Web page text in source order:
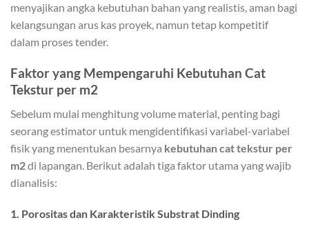
menyajikan angka kebutuhan bahan yang realistis, aman bagi
kelangsungan arus kas proyek, namun tetap kompetitif
dalam proses tender.
Faktor yang Mempengaruhi Kebutuhan Cat
Tekstur per m2
Sebelum mulai menghitung volume material, penting bagi
seorang estimator untuk mengidentifikasi variabel-variabel
fisik yang menentukan besarnya kebutuhan cat tekstur per
m2di lapangan. Berikut adalah tiga faktor utama yang wajib
dianalisis:
1. Porositas dan Karakteristik Substrat Dinding